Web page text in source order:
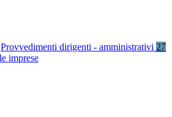
Provvedimenti dirigenti - amministrativi 27
imprese